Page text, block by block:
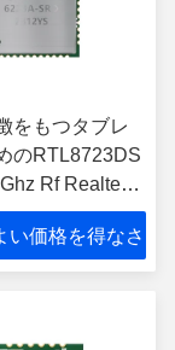
をもつタブレ
のRTL8723DS
Rf Realtek
ール
い価格を得なさ